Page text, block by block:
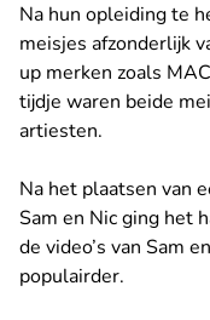
Na hun opleiding te
meisjes afzonderlijk
up merken zoals
tijdje waren beide
artiesten.
Na het plaatsen van
Sam en Nic ging het
de video’s van Sam
populairder.